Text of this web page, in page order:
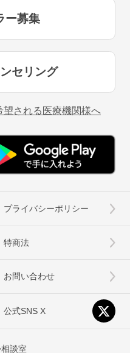
ー募集
セリング
望される医療機関様へ
プライバシーポリシー
特商法
お問い合わせ
公式SNS X
談室